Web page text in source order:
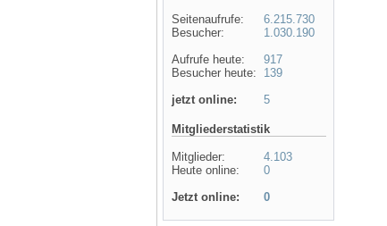
Seitenaufrufe:
Besucher:
Aufrufe heute:
Besucher heute:
jetzt online:
6.215.730
1.030.190
917
139
5
Mitgliederstatistik
Mitglieder:
Heute online:
4.103
0
Jetzt online:
0